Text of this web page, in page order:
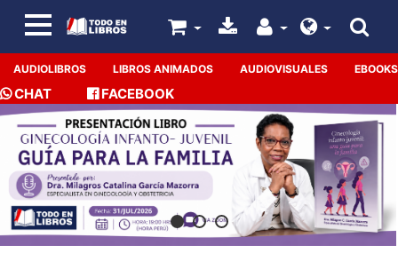
AUDIOLIBROS LIBROS ANIMADOS AUDIOVISUALES EBOOKS
CHAT FACEBOOK